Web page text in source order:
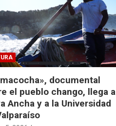
documental
el pueblo chango, llega a
Ancha y a la Universidad